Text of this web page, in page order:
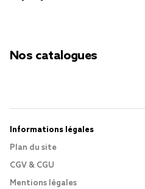
Nos catalogues
Informations légales
Plan du site
CGV & CGU
Mentions légales